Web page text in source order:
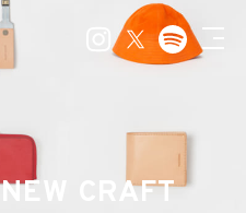
NEW CRAFT